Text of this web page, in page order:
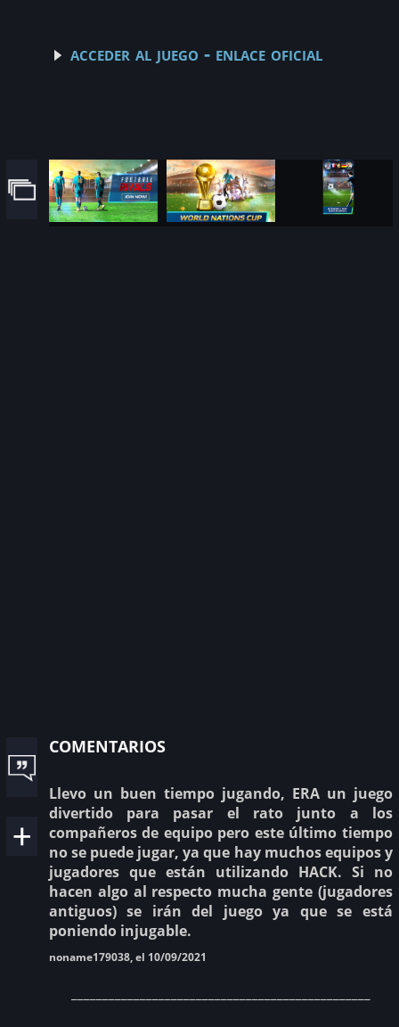
acceder al juego - enlace oficial
comentarios
Llevo un buen tiempo jugando, ERA un juego
divertido para pasar el rato junto a los
compañeros de equipo pero este último tiempo
no se puede jugar, ya que hay muchos equipos y
jugadores que están utilizando HACK. Si no
hacen algo al respecto mucha gente (jugadores
antiguos) se irán del juego ya que se está
poniendo injugable.
noname179038, el 10/09/2021